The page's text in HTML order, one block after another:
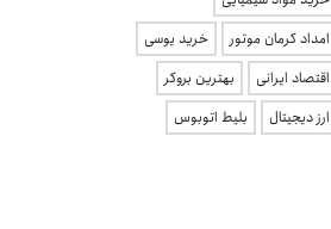
امداد کرمان موتور
خرید یوسی
اقتصاد ایرانی
بهترین بروکر
ارز دیجیتال
بلیط اتوبوس